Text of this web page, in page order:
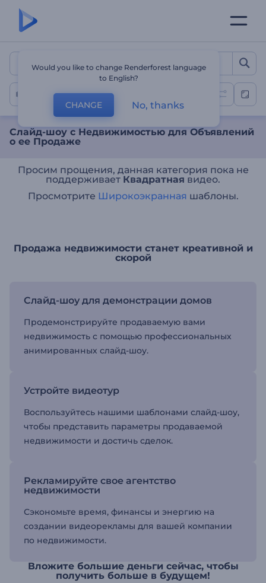
Слайд-шоу с
Слайд-Шоу с Недвижимостью
Слайд-шоу с Недвижимостью для Объявлений
о ее Продаже
Просим прощения, данная категория пока не
поддерживает Квадратная видео.
Просмотрите Широкоэкранная шаблоны.
Продажа недвижимости станет креативной и
скорой
Слайд-шоу для демонстрации домов
Продемонстрируйте продаваемую вами
недвижимость с помощью профессиональных
анимированных слайд-шоу.
Устройте видеотур
Воспользуйтесь нашими шаблонами слайд-шоу,
чтобы представить параметры продаваемой
недвижимости и достичь сделок.
Рекламируйте свое агентство
недвижимости
Сэкономьте время, финансы и энергию на
создании видеорекламы для вашей компании
по недвижимости.
Вложите большие деньги сейчас, чтобы
получить больше в будущем!
Would you like to change Renderforest language
to English?
CHANGE No, thanks